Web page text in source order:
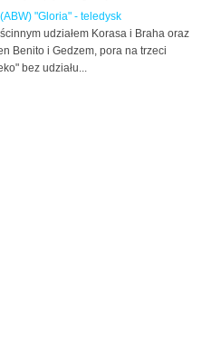
"Gloria" - teledysk
udziałem Korasa i Braha oraz
Benito i Gedzem, pora na trzeci
bez udziału...